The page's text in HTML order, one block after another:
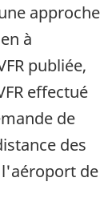
approche
à
publiée,
effectué
de
des
l'aéroport de